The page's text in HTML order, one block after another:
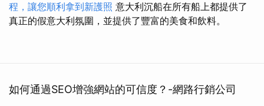
程，讓您順利拿到新護照 意大利沉船在所有船上都提供了
真正的假意大利氛圍，並提供了豐富的美食和飲料。
如何通過SEO增強網站的可信度？-網路行銷公司